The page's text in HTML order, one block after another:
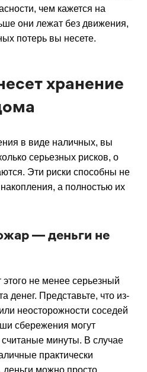
чем кажется на
они лежат без движения,
потерь вы несете.
хранение
в виде наличных, вы
серьезных рисков, о
Эти риски способны не
а полностью их
— деньги не
не менее серьезный
денег. Представьте, что из-
неосторожности соседей
сбережения могут
считаные минуты. В случае
практически